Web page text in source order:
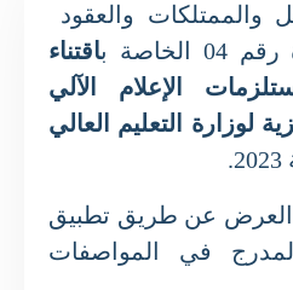
والممتلكات والعقود
ب
اقتناء
الإعلام الآلي
لوزارة التعليم العالي
العرض عن طريق تطبيق
في المواصفات